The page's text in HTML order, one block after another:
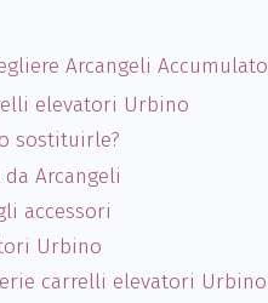
Arcangeli
elevatori Urbino
sostituirle?
Arcangeli
accessori
Urbino
carrelli elevatori Urbino